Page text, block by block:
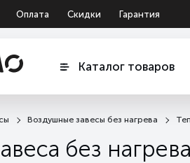
Оплата Скидки
Гарантия
и возврат
Каталог товаров
Воздушные завесы без нагрева
без